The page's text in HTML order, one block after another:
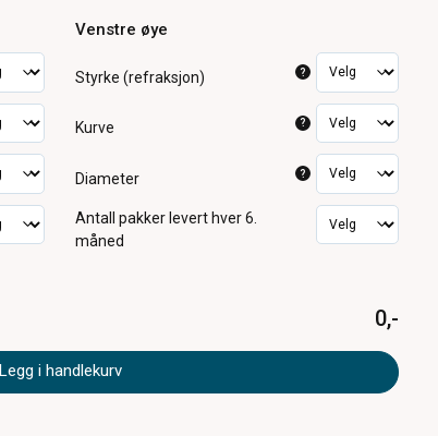
Venstre øye
Styrke (refraksjon) ?
Kurve ?
Diameter ?
Antall pakker levert hver 6.
måned
0,-
Legg i handlekurv